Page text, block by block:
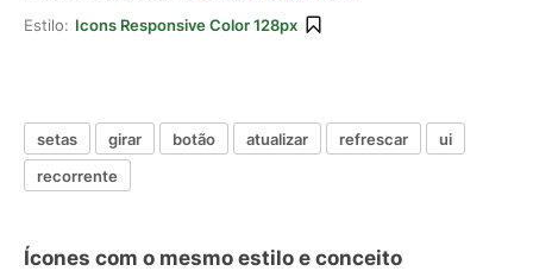
Estilo: Icons Responsive Color 128px
setas girar botão atualizar refrescar
ui
recorrente
Ícones com o mesmo estilo e conceito